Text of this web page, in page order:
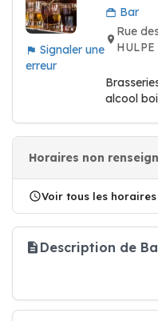
Signaler une
erreur
Bar
Rue
alcool
Horaires non
Voir tous les horaires
Description de